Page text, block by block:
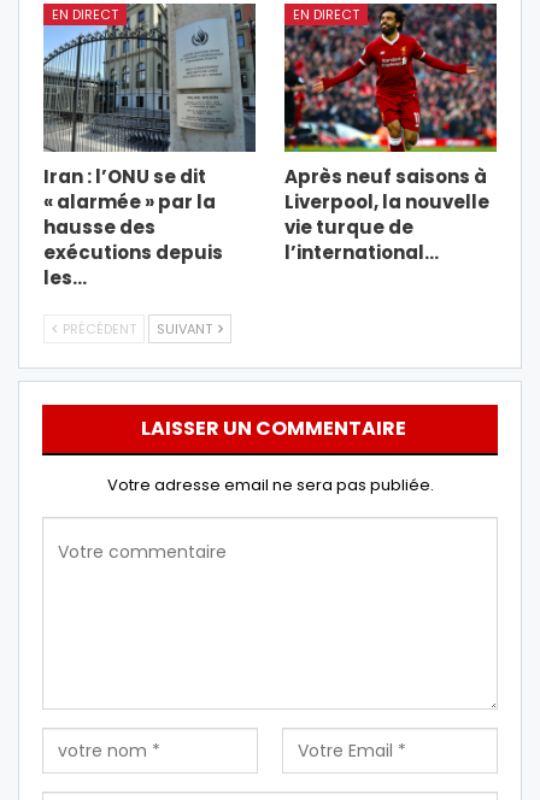
EN DIRECT
Iran : l’ONU se dit
« alarmée » par la
hausse des
exécutions depuis
les…
EN DIRECT
Après neuf saisons à
Liverpool, la nouvelle
vie turque de
l’international…
PRÉCÉDENT SUIVANT
LAISSER UN COMMENTAIRE
Votre adresse email ne sera pas publiée.